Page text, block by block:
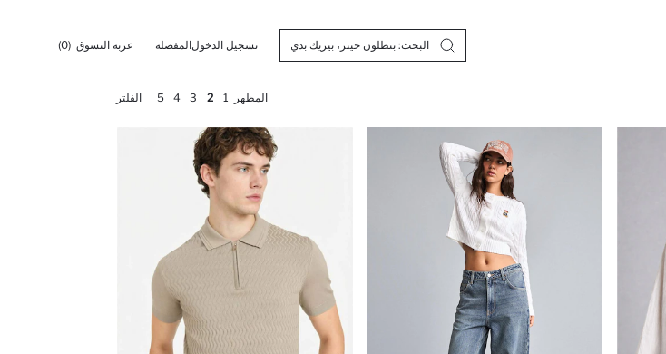
تسجيل الدخولالمفضلة عربة التسوق (0)
المظهر 1
2
3
4
5 الفلتر